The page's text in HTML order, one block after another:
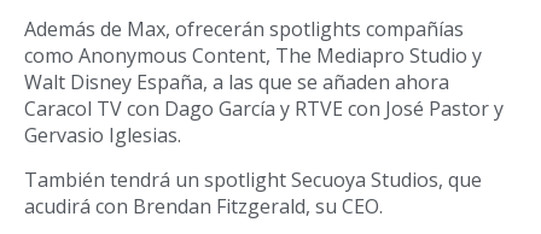
Además de Max, ofrecerán spotlights compañías
como Anonymous Content, The Mediapro Studio y
Walt Disney España, a las que se añaden ahora
Caracol TV con Dago García y RTVE con José Pastor y
Gervasio Iglesias.
También tendrá un spotlight Secuoya Studios, que
acudirá con Brendan Fitzgerald, su CEO.